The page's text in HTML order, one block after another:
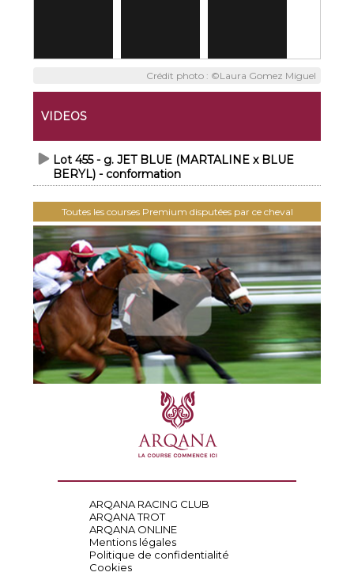
Crédit photo : ©Laura Gomez Miguel
VIDEOS
Lot 455 - g. JET BLUE (MARTALINE x BLUE
BERYL) - conformation
Toutes les courses Premium disputées par ce cheval
ARQANA RACING CLUB
ARQANA TROT
ARQANA ONLINE
Mentions légales
Politique de confidentialité
Cookies